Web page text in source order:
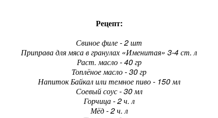
Рецепт:
Свиное филе - 2 шт
Приправа для мяса в гранулах «Именитая» 3-4 ст. л
Раст. масло - 40 гр
Топлёное масло - 30 гр
Напиток Байкал или темное пиво - 150 мл
Соевый соус - 30 мл
Горчица - 2 ч. л
Мёд - 2 ч. л